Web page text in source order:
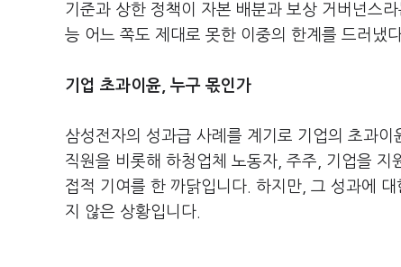
기준과 상한 정책이 자본 배분과 보상 거버넌스
능 어느 쪽도 제대로 못한 이중의 한계를 드러냈
기업 초과이윤 누구 몫인가
삼성전자의 성과급 사례를 계기로 기업의 초과
직원을 비롯해 하청업체 노동자 주주 기업을 지
접적 기여를 한 까닭입니다 하지만 그 성과에 대
지 않은 상황입니다